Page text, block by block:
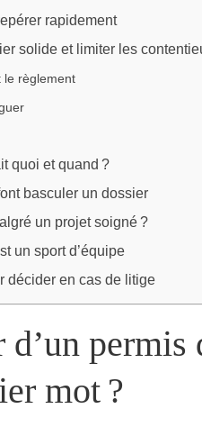
rapidement
solide et limiter les
le règlement
quoi et quand ?
basculer un dossier
un projet soigné ?
un sport d’équipe
décider en cas de litige
permis
mot ?